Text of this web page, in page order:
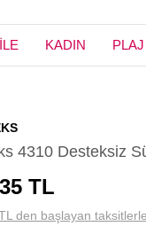
KADIN
4310 Desteksiz
TL
den başlayan